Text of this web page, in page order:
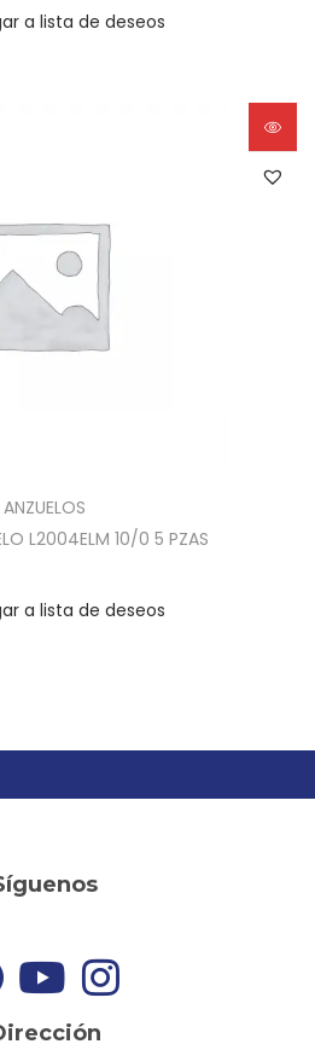
a lista de deseos
ANZUELOS
L2004ELM 10/0 5 PZAS
a lista de deseos